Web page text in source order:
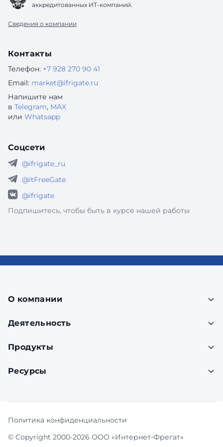
аккредитованных ИТ-компаний.
Сведения о компании
Контакты
Телефон: +7 928 270 90 41
Email: market@ifrigate.ru
Напишите нам
в Telegram, MAX
или Whatsapp
Соцсети
@ifrigate_ru
@itFreeGate
@ifrigate
Подпишитесь, чтобы быть в курсе нашей работы
О компании
Деятельность
Продукты
Ресурсы
© Copyright 2000-2026 ООО «Интернет-Фрегат»
Политика конфиденциальности